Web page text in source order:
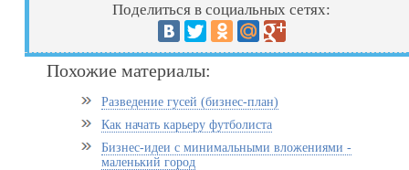
Поделиться в социальных сетях:
Похожие материалы:
Разведение гусей (бизнес-план)
Как начать карьеру футболиста
Бизнес-идеи с минимальными вложениями -
маленький город